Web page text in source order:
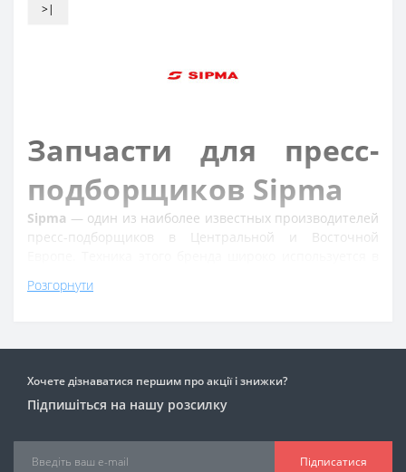
>|
Запчасти для пресс-
подборщиков Sipma
Sipma — один из наиболее известных производителей
пресс-подборщиков в Центральной и Восточной
конструкции, простоте обслуживания и доступности
работать при условии регулярного технического
комплектующих.
запчастях для пресс-подборщиков. Мы формируем
каталог с учетом практических потребностей
Розгорнути
Хочете дізнаватися першим про акції і знижки?
Підпишіться на нашу розсилку
Підписатися